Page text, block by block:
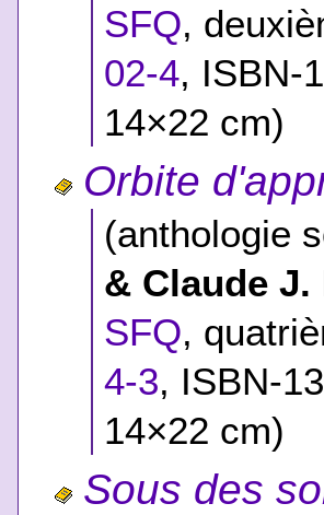
SFQ,
02-4, ISBN-
14×22 cm)
Orbite
(anthologie
& Claude
SFQ,
4-3, ISBN-
14×22 cm)
Sous des